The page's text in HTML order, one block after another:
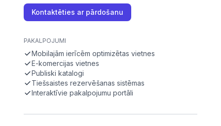
Kontaktēties ar pārdošanu
PAKALPOJUMI
Mobilajām ierīcēm optimizētas vietnes
E-komercijas vietnes
Publiski katalogi
Tiešsaistes rezervēšanas sistēmas
Interaktīvie pakalpojumu portāli